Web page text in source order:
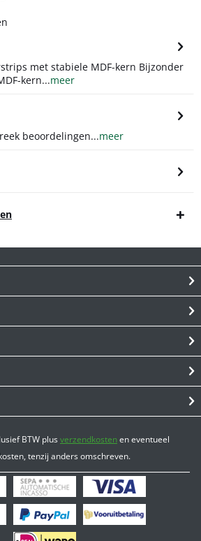
met stabiele MDF-kern Bijzonder
kern...meer
beoordelingen...meer
BTW plusverzendkostenen eventueel
tenzij anders omschreven.